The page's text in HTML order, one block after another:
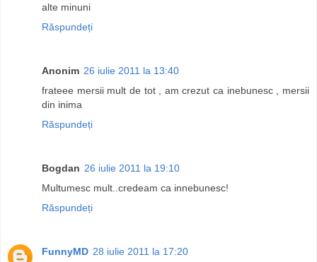
alte minuni
Răspundeți
Anonim 26 iulie 2011 la 13:40
frateee mersii mult de tot , am crezut ca inebunesc , mersii
din inima
Răspundeți
Bogdan 26 iulie 2011 la 19:10
Multumesc mult..credeam ca innebunesc!
Răspundeți
FunnyMD 28 iulie 2011 la 17:20